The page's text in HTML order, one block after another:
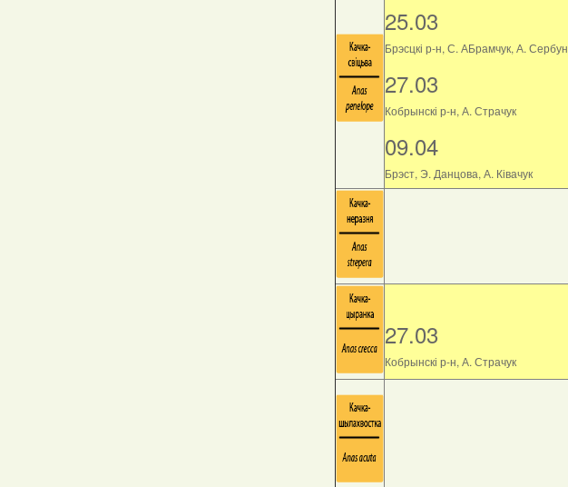
25.03
Брэсцкі р-н, С. АБрамчук, А. Сербун
27.03
Кобрынскі р-н, А. Страчук
09.04
Брэст, Э. Данцова, А. Ківачук
27.03
Кобрынскі р-н, А. Страчук